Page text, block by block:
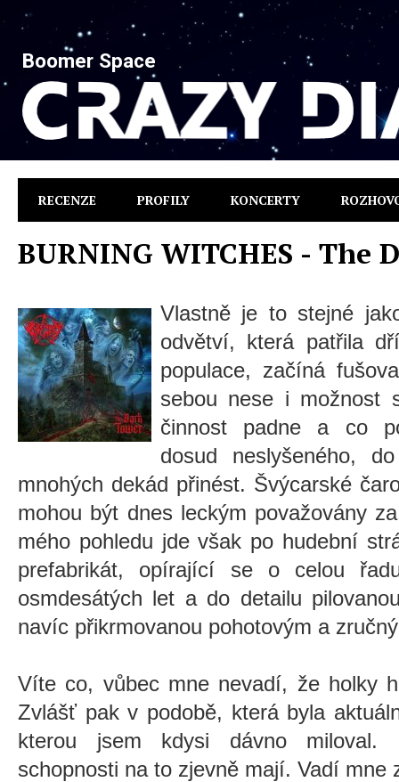
Boomer Space
RECENZE PROFILY KONCERTY
BURNING WITCHES - The
Vlastně je to stejné
odvětví, která patřila
populace, začíná
sebou nese i možnost
činnost padne a co
dosud neslyšeného,
mnohých dekád přinést. Švýcarské
mohou být dnes leckým považovány
mého pohledu jde však po hudební
prefabrikát, opírající se o celou
osmdesátých let a do detailu
navíc přikrmovanou pohotovým a
Víte co, vůbec mne nevadí, že holky
Zvlášť pak v podobě, která byla
kterou jsem kdysi dávno miloval.
schopnosti na to zjevně mají. Vadí mne